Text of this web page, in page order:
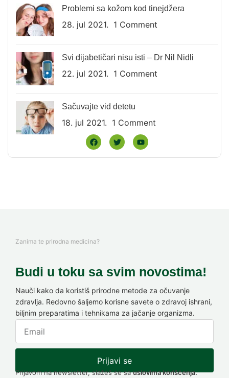
Problemi sa kožom kod tinejdžera
28. jul 2021. 1 Comment
Svi dijabetičari nisu isti – Dr Nil Nidli
22. jul 2021. 1 Comment
Sačuvajte vid detetu
18. jul 2021. 1 Comment
Zanima te prirodna medicina?
Budi u toku sa svim novostima!
Nauči kako da koristiš prirodne metode za očuvanje
zdravlja. Redovno šaljemo korisne savete o zdravoj ishrani,
biljnim preparatima i tehnikama za jačanje organizma.
Prijavi se
Prijavom na newsletter, slažeš se sauslovima korišćenja.